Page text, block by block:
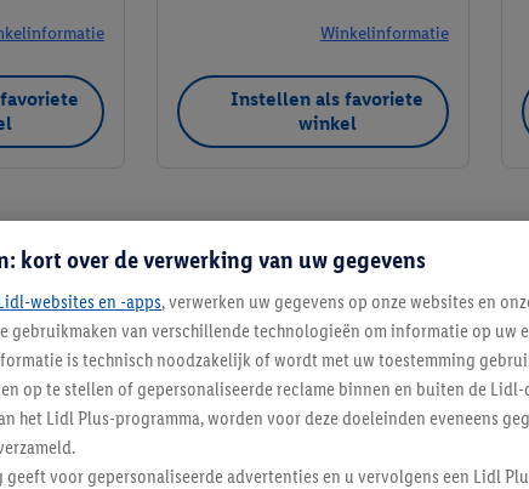
Winkelinformatie
Instellen als favoriete
winkel
Instellen als favoriete winkel
Blijf op de
kort over de verwerking van uw gegevens
websites en -apps, verwerken uw gegevens op onze websites en
gebruikmaken van verschillende technologieën om informatie op uw
is technisch noodzakelijk of wordt met uw toestemming
op te stellen of gepersonaliseerde reclame binnen en buiten de Lidl-
het Lidl Plus-programma, worden voor deze doeleinden eveneens
geeft voor gepersonaliseerde advertenties en u vervolgens een Lidl